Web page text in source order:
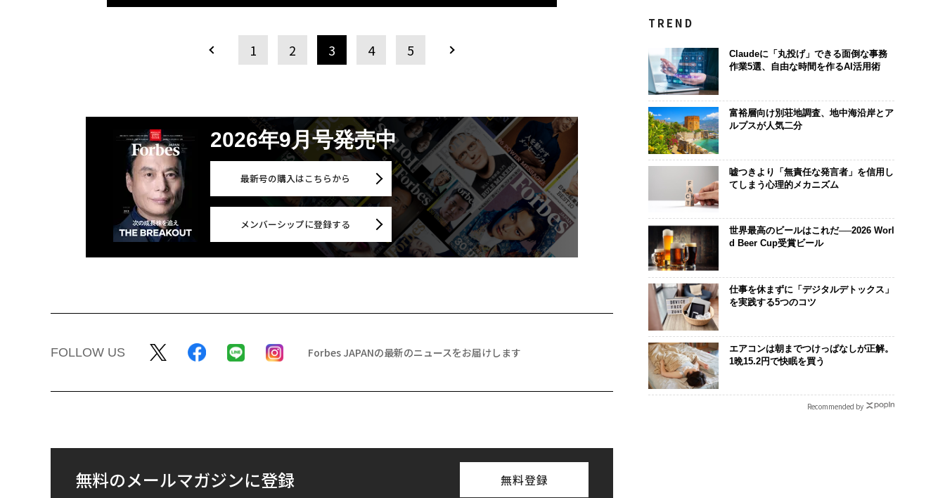
1 2 3 4 5
2026年9月号発売中
最新号の購入はこちらから
メンバーシップに登録する
FOLLOW US Forbes JAPANの最新のニュースをお届けします
無料のメールマガジンに登録 無料登録
TREND
Claudeに「丸投げ」できる面倒な事務
作業5選、自由な時間を作るAI活用術
富裕層向け別荘地調査、地中海沿岸とア
ルプスが人気二分
嘘つきより「無責任な発言者」を信用し
てしまう心理的メカニズム
世界最高のビールはこれだ──2026 Worl
d Beer Cup受賞ビール
仕事を休まずに「デジタルデトックス」
を実践する5つのコツ
エアコンは朝までつけっぱなしが正解。
1晩15.2円で快眠を買う
Recommended by